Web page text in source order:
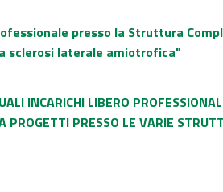
presso la Struttura
sclerosi laterale amiotrofica"
ALI INCARICHI LIBERO
PROGETTI PRESSO LE VARIE